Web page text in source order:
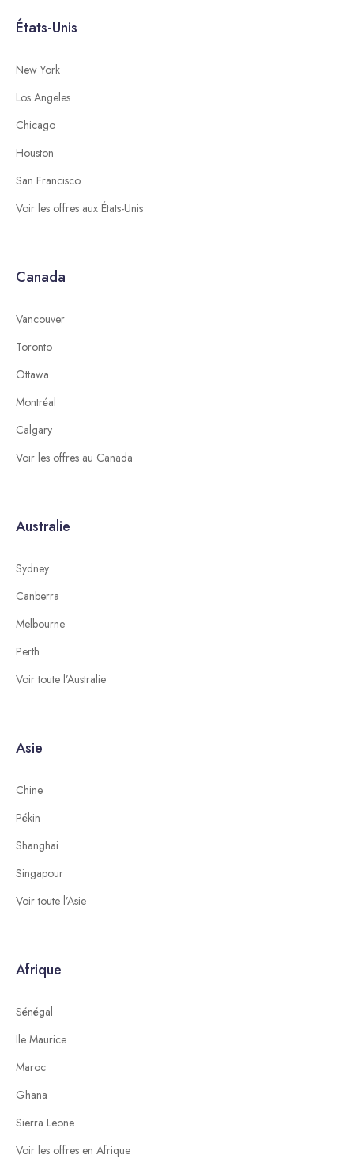
États-Unis
New York
Los Angeles
Chicago
Houston
San Francisco
Voir les offres aux États-Unis
Canada
Vancouver
Toronto
Ottawa
Montréal
Calgary
Voir les offres au Canada
Australie
Sydney
Canberra
Melbourne
Perth
Voir toute l’Australie
Asie
Chine
Pékin
Shanghai
Singapour
Voir toute l’Asie
Afrique
Sénégal
Ile Maurice
Maroc
Ghana
Sierra Leone
Voir les offres en Afrique